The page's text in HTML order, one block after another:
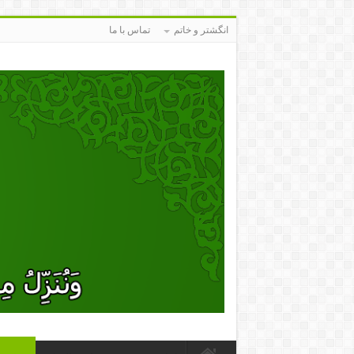
انگشتر و خاتم تماس با ما